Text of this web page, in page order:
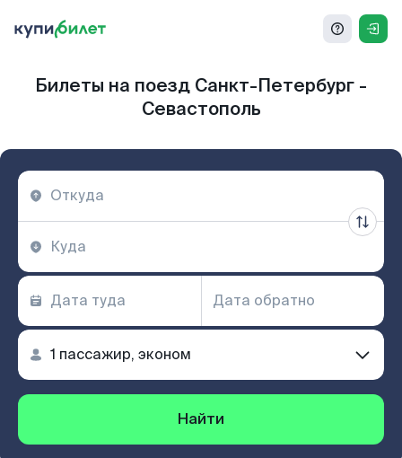
Билеты на поезд Санкт-Петербург -
Севастополь
Найти